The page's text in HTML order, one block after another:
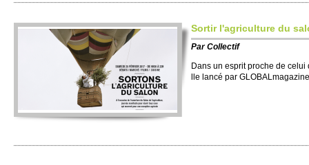
So­rtir l'agri­culture du
ParCo­llectif
Dans un es­prit proche de
lle lancé par